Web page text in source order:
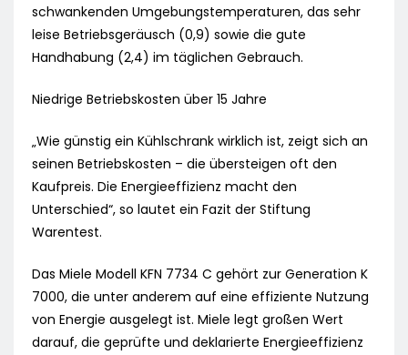
schwankenden Umgebungstemperaturen, das sehr
leise Betriebsgeräusch (0,9) sowie die gute
Handhabung (2,4) im täglichen Gebrauch.
Niedrige Betriebskosten über 15 Jahre
„Wie günstig ein Kühlschrank wirklich ist, zeigt sich an
seinen Betriebskosten – die übersteigen oft den
Kaufpreis. Die Energieeffizienz macht den
Unterschied“, so lautet ein Fazit der Stiftung
Warentest.
Das Miele Modell KFN 7734 C gehört zur Generation K
7000, die unter anderem auf eine effiziente Nutzung
von Energie ausgelegt ist. Miele legt großen Wert
darauf, die geprüfte und deklarierte Energieeffizienz